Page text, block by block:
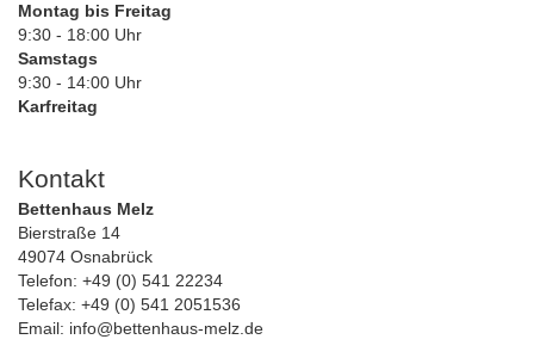
Montag bis Freitag
9:30 - 18:00 Uhr
Samstags
9:30 - 14:00 Uhr
Karfreitag
Kontakt
Bettenhaus Melz
Bierstraße 14
49074 Osnabrück
Telefon: +49 (0) 541 22234
Telefax: +49 (0) 541 2051536
Email: info@bettenhaus-melz.de